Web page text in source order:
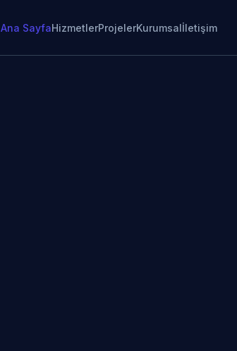
Ana SayfaHizmetlerProjelerKurumsalİletişim